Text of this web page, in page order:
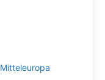
Mitteleuropa